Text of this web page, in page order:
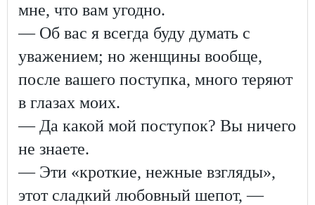
мне, что вам угодно.
— Об вас я всегда буду думать с
уважением; но женщины вообще,
после вашего поступка, много теряют
в глазах моих.
— Да какой мой поступок? Вы ничего
не знаете.
— Эти «кроткие, нежные взгляды»,
этот сладкий любовный шепот, —